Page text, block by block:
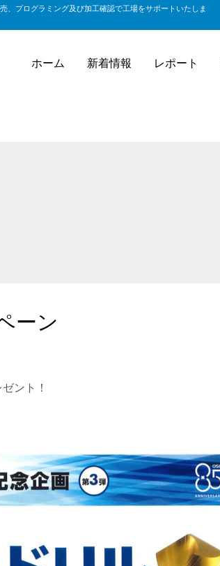
、プログラミング及び加工確認で工場をサポートいたしま
ホーム 新着情報 レポート
ーン
ント！